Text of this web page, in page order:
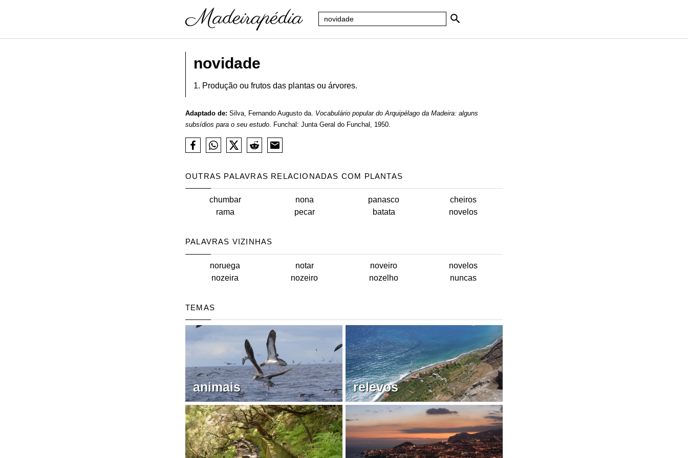
novidade
1. Produção ou frutos das plantas ou árvores.
Adaptado de: Silva, Fernando Augusto da. Vocabulário popular do Arquipélago da Madeira: alguns
subsídios para o seu estudo. Funchal: Junta Geral do Funchal, 1950.
OUTRAS PALAVRAS RELACIONADAS COM PLANTAS
chumbar nona panasco
cheiros
rama
pecar batata novelos
PALAVRAS VIZINHAS
noruega notar noveiro
novelos
nozeira
nozeiro nozelho nuncas
TEMAS
animais relevos